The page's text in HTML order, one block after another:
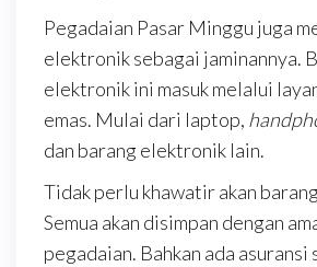
Pegadaian Pasar Minggu juga
elektronik sebagai jaminannya.
elektronik ini masuk melalui
emas. Mulai dari laptop,
dan barang elektronik lain.
Tidak perlu khawatir akan
Semua akan disimpan dengan
pegadaian. Bahkan ada asuransi